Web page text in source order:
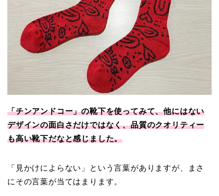
「チンアンドコー」の靴下を使ってみて、他にはない
デザインの面白さだけではなく、品質のクオリティー
も高い靴下だなと感じました。
「見かけによらない」という言葉がありますが、まさ
にその言葉が当てはまります。